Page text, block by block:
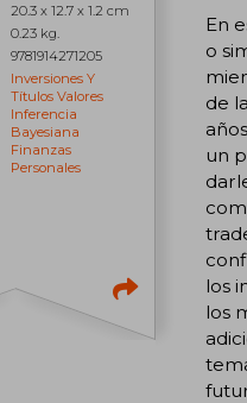
20.3 x 12.7 x 1.2 cm
0.23 kg.
9781914271205
Inversiones Y
Títulos Valores
Inferencia
Bayesiana
Finanzas
Personales
En
o
de
un
los
los